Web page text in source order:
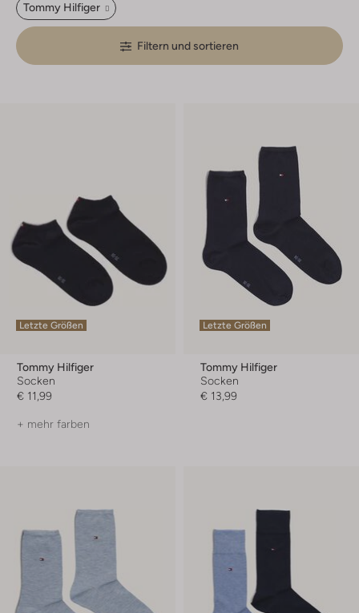
Tommy Hilfiger
Filtern und sortieren
Letzte Größen
Tommy Hilfiger
Socken
€ 11,99
+ mehr farben
Letzte Größen
Tommy Hilfiger
Socken
€ 13,99